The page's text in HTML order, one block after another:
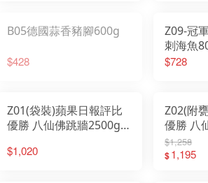
B05德國蒜香豬腳600g
$428
Z09-冠
刺海魚
$728
Z01(袋裝)蘋果日報評比
優勝 八仙佛跳牆2500g-
$1,020
Z02(附
優勝 八
$1,258
$1,195